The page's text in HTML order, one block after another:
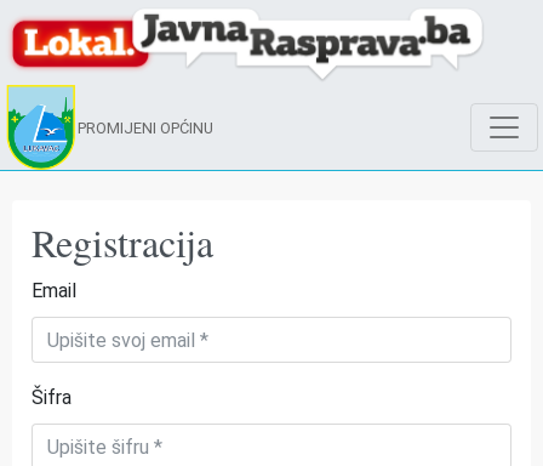
PROMIJENI OPĆINU
Registracija
Email
Šifra